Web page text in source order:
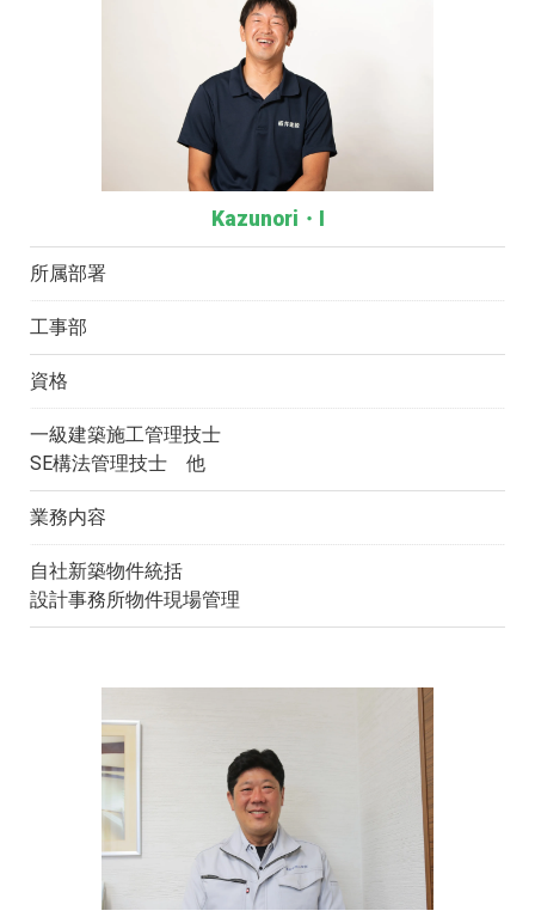
Kazunori・I
所属部署
工事部
資格
一級建築施工管理技士
SE構法管理技士 他
業務内容
自社新築物件統括
設計事務所物件現場管理